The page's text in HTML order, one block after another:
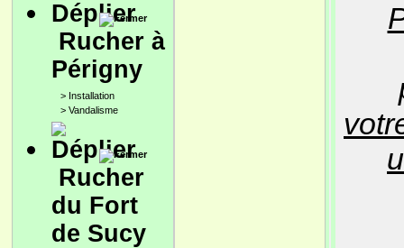
Rucher à
Périgny
> Installation
> Vandalisme
Rucher
du Fort
de Sucy